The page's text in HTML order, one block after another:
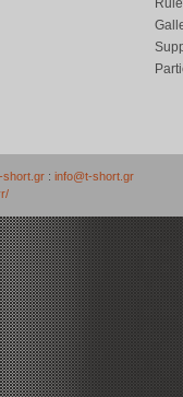
short.gr : info@t-short.gr